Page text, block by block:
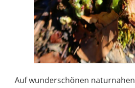
Auf wunderschönen